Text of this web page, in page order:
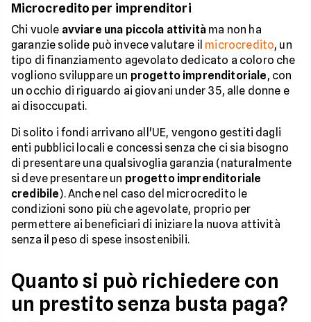
Microcredito per imprenditori
Chi vuole avviare una piccola attività ma non ha
garanzie solide può invece valutare il microcredito, un
tipo di finanziamento agevolato dedicato a coloro che
vogliono sviluppare un progetto imprenditoriale, con
un occhio di riguardo ai giovani under 35, alle donne e
ai disoccupati.
Di solito i fondi arrivano all'UE, vengono gestiti dagli
enti pubblici locali e concessi senza che ci sia bisogno
di presentare una qualsivoglia garanzia (naturalmente
si deve presentare un progetto imprenditoriale
credibile). Anche nel caso del microcredito le
condizioni sono più che agevolate, proprio per
permettere ai beneficiari di iniziare la nuova attività
senza il peso di spese insostenibili.
Quanto si può richiedere con
un prestito senza busta paga?